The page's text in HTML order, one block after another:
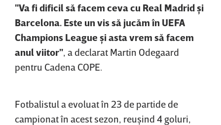
"Va fi dificil să facem ceva cu Real Madrid şi
Barcelona. Este un vis să jucăm în UEFA
Champions League şi asta vrem să facem
anul viitor" , a declarat Martin Odegaard
pentru Cadena COPE.
Fotbalistul a evoluat în 23 de partide de
campionat în acest sezon, reuşind 4 goluri,